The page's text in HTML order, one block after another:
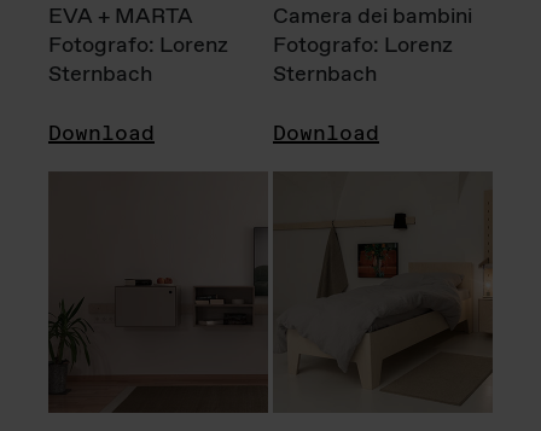
EVA + MARTA
Fotografo: Lorenz
Sternbach
Download
Camera dei bambini
Fotografo: Lorenz
Sternbach
Download